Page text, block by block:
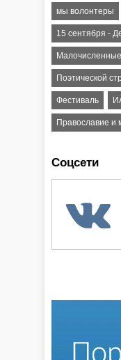
мы волонтеры
15 сентября -
Поэтической
Фестиваль
Православие и
Соцсети